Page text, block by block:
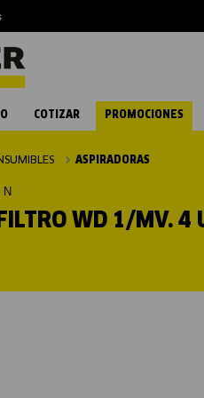
COTIZAR PROMOCIONES
ASPIRADORAS
WD 1/MV. 4